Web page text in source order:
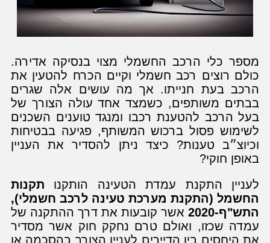
מספר כלי הרכב החשמלי מצוי בנסיקה אדירה.
כולם רוצים רכב חשמלי וקיים הכרח להטעין את
הרכב בעת חנייתו. אך מה עושים אלה שגרים
בבתים משותפים, כשמצד אחד עולה הצורך של
בעל הרכב להטענת רכבו ומנגד טוענים השכנים
לשימוש פסול ברכוש המשותף, פגיעה בבטיחות
וכיוצ״ב טענות? כיצד ניתן להסדיר את העניין
באופן חוקי?
לעניין התקנת עמדת הטעינה הותקנו תקנות
החשמל (התקנת מערכת טעינה לרכב חשמלי),
התש"ף-2020
אשר קובעות את דרך ההתקנה של
עמדה שכזו, ואולם טרם נחקק חוק אשר מסדיר
את היחסים בין הדיירים לעניין הצורך בהסכמה או